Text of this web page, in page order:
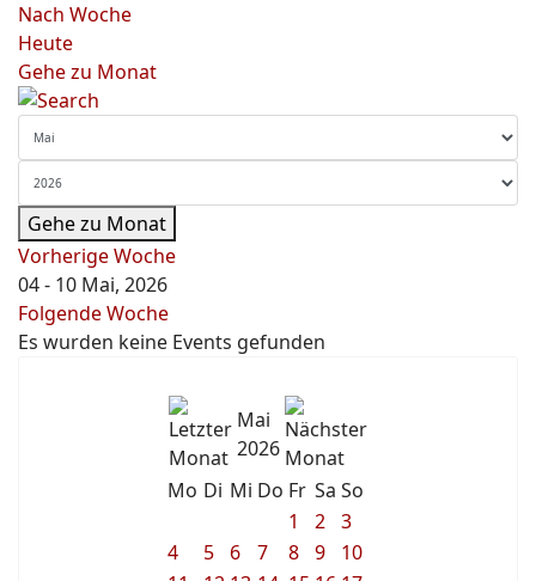
Nach Woche
Heute
Gehe zu Monat
Gehe zu Monat
Vorherige Woche
04 - 10 Mai, 2026
Folgende Woche
Es wurden keine Events gefunden
Mai
2026
Mo Di Mi Do Fr Sa So
1
2 3
4
5 6 7 8 9
10